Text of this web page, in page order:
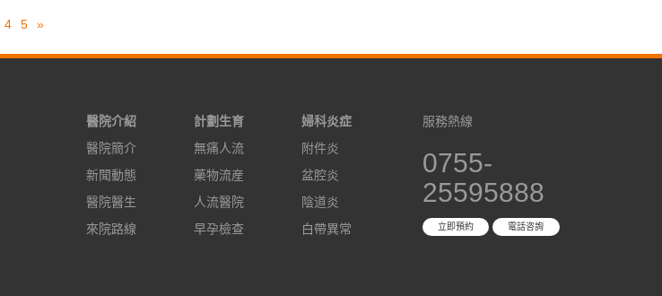
4 5 »
醫院介紹
醫院簡介
新聞動態
醫院醫生
來院路線
計劃生育
無痛人流
藥物流産
人流醫院
早孕檢查
婦科炎症
附件炎
盆腔炎
陰道炎
白帶異常
服務熱線
0755-
25595888
立即預約 電話咨詢